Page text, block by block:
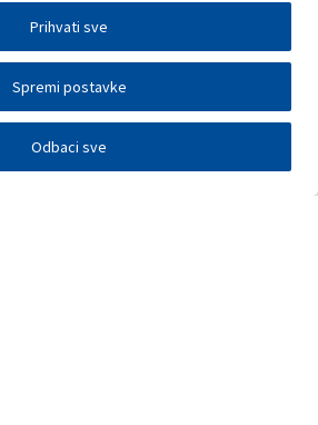
Odbaci sve
Spremi postavke
Prihvati sve